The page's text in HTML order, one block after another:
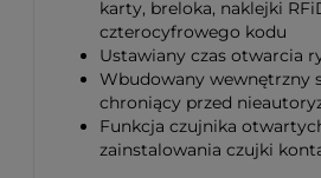
karty, breloka, naklejki
czterocyfrowego kodu
Ustawiany czas otwarcia
Wbudowany wewnętrzny
chroniący przed
Funkcja czujnika
zainstalowania czujki